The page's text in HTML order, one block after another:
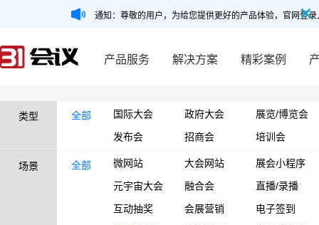
通知：尊敬的用户，为给您提供更好的产品体验，官网登
产品服务 解决方案 精彩案例
类型 全部 国际大会 政府大会
展览/博览会
发布会
招商会 培训会
场景 全部 微网站 大会网站
展会小程序
元宇宙大会
融合会
直播/录播
互动抽奖
会展营销
电子签到